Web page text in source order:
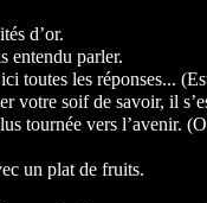
d’or.
entendu parler.
toutes les réponses...
votre soif de savoir, il
tournée vers l’avenir.
un plat de fruits.